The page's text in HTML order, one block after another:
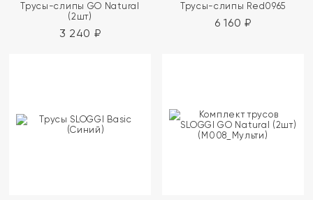
Трусы-слипы GO Natural
(2шт)
3 240 ₽
Трусы-слипы Red0965
6 160 ₽